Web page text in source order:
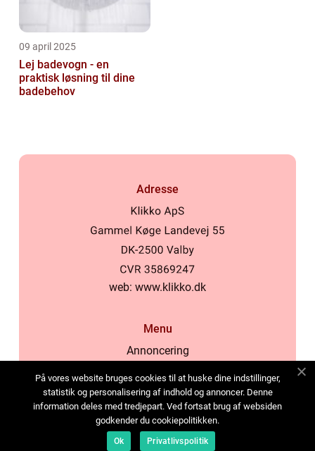
09 april 2025
Lej badevogn - en
praktisk løsning til dine
badebehov
Adresse
web: www.klikko.dk
Menu
Annoncering
Cookies
Kontakt os
Sitemap
På vores website bruges cookies til at huske dine indstillinger,
statistik og personalisering af indhold og annoncer. Denne
information deles med tredjepart. Ved fortsat brug af websiden
godkender du cookiepolitikken.
Ok Privatlivspolitik